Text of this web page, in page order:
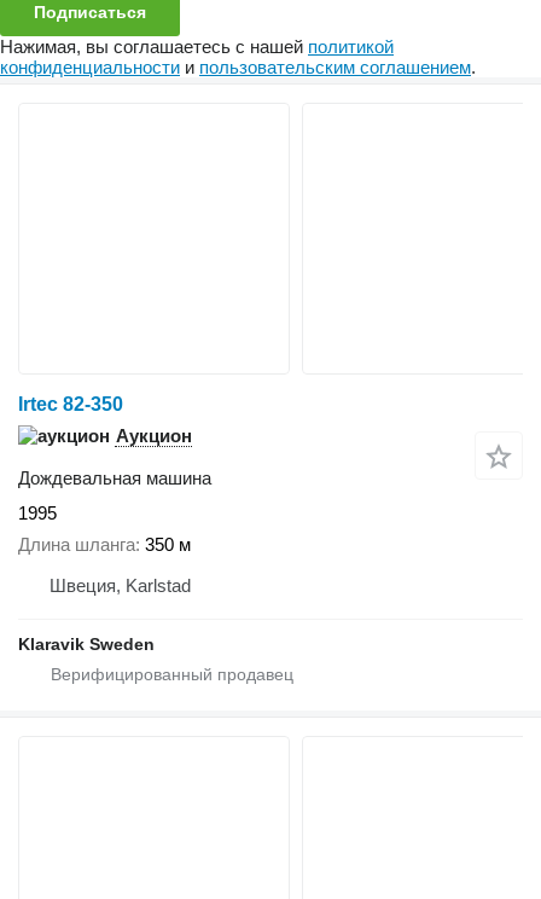
Подписаться
Нажимая, вы соглашаетесь с нашей политикой
конфиденциальности и пользовательским соглашением.
Irtec 82-350
Аукцион
Дождевальная машина
1995
Длина шланга 350 м
Швеция, Karlstad
Klaravik Sweden